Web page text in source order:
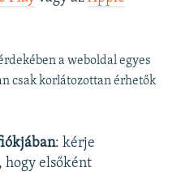
a weboldal egyes
csak korlátozottan érhetők
: kérje
hogy elsőként